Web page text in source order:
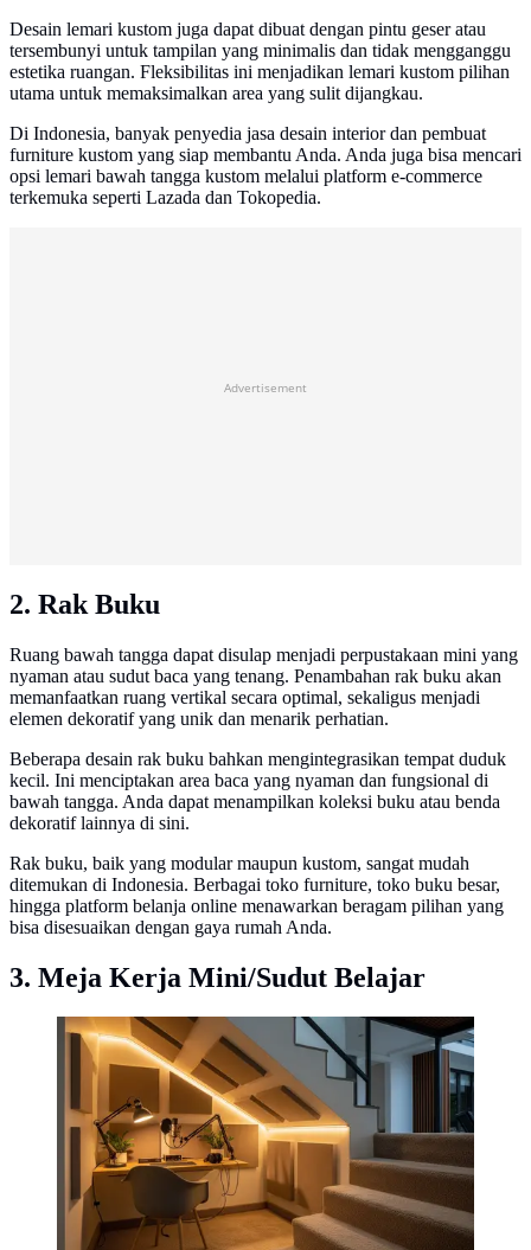
Desain lemari kustom juga dapat dibuat dengan pintu geser atau
tersembunyi untuk tampilan yang minimalis dan tidak mengganggu
estetika ruangan. Fleksibilitas ini menjadikan lemari kustom pilihan
utama untuk memaksimalkan area yang sulit dijangkau.
Di Indonesia, banyak penyedia jasa desain interior dan pembuat
furniture kustom yang siap membantu Anda. Anda juga bisa mencari
opsi lemari bawah tangga kustom melalui platform e-commerce
terkemuka seperti Lazada dan Tokopedia.
Advertisement
2. Rak Buku
Ruang bawah tangga dapat disulap menjadi perpustakaan mini yang
nyaman atau sudut baca yang tenang. Penambahan rak buku akan
memanfaatkan ruang vertikal secara optimal, sekaligus menjadi
elemen dekoratif yang unik dan menarik perhatian.
Beberapa desain rak buku bahkan mengintegrasikan tempat duduk
kecil. Ini menciptakan area baca yang nyaman dan fungsional di
bawah tangga. Anda dapat menampilkan koleksi buku atau benda
dekoratif lainnya di sini.
Rak buku, baik yang modular maupun kustom, sangat mudah
ditemukan di Indonesia. Berbagai toko furniture, toko buku besar,
hingga platform belanja online menawarkan beragam pilihan yang
bisa disesuaikan dengan gaya rumah Anda.
3. Meja Kerja Mini/Sudut Belajar